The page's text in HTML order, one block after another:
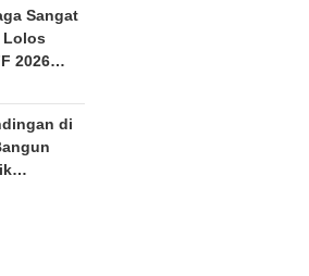
Sangat
Lolos
2026
Indonesia
di